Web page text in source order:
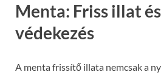
Menta: Friss illat
védekezés
A menta frissítő illata nemcsak a